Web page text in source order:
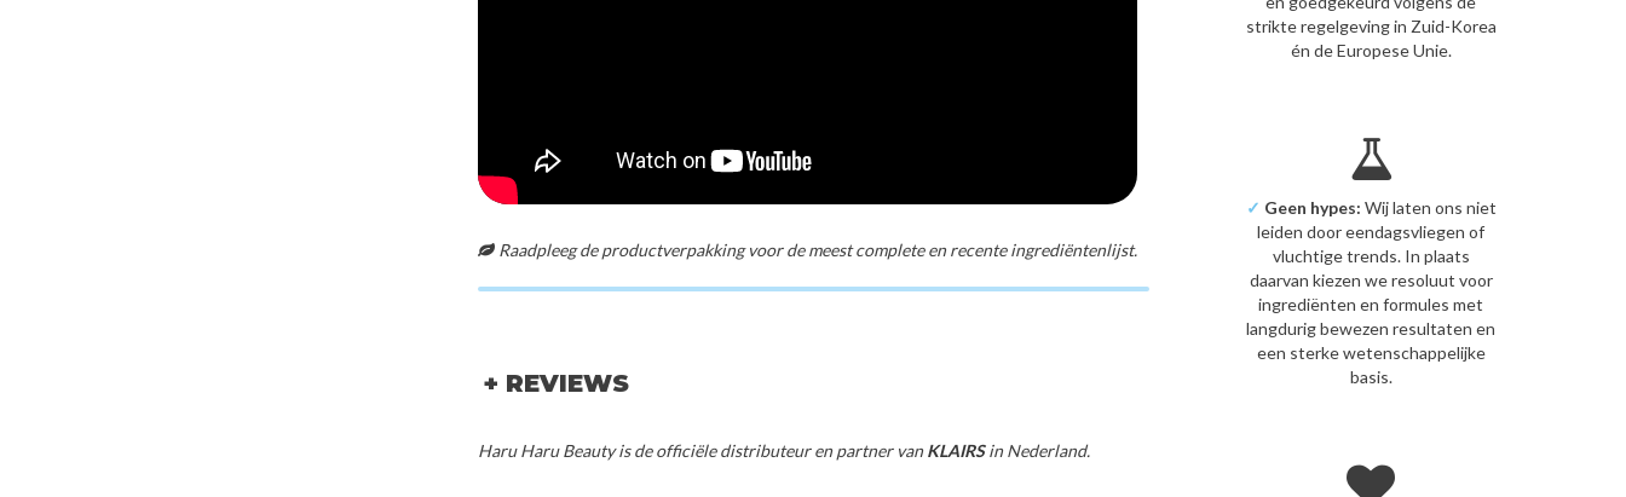
Raadpleeg de productverpakking voor de meest complete en recente ingrediëntenlijst.
+ REVIEWS
Haru Haru Beauty is de officiële distributeur en partner vanKLAIRSin Nederland.
strikte regelgeving in Zuid-Korea
én de Europese Unie.
✓ Geen hypes: Wij laten ons niet
leiden door eendagsvliegen of
vluchtige trends. In plaats
daarvan kiezen we resoluut voor
ingrediënten en formules met
langdurig bewezen resultaten en
een sterke wetenschappelijke
basis.